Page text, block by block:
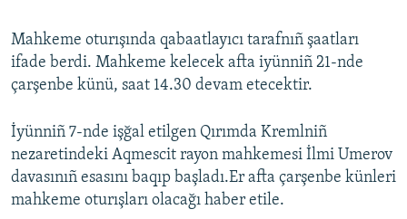
Mahkeme oturışında qabaatlayıcı tarafnıñ şaatları
ifade berdi. Mahkeme kelecek afta iyünniñ 21-nde
çarşenbe künü, saat 14.30 devam etecektir.
İyünniñ 7-nde işğal etilgen Qırımda Kremlniñ
nezaretindeki Aqmescit rayon mahkemesi İlmi Umerov
davasınıñ esasını baqıp başladı.Er afta çarşenbe künleri
mahkeme oturışları olacağı haber etile.